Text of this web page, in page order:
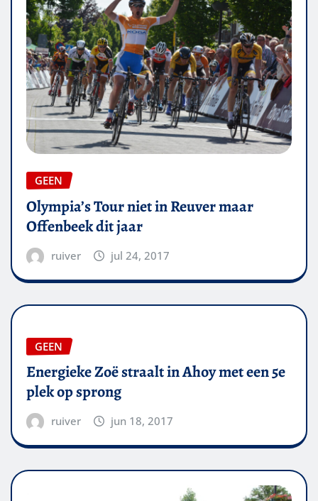
GEEN
Olympia’s Tour niet in Reuver maar
Offenbeek dit jaar
ruiver jul 24, 2017
GEEN
Energieke Zoë straalt in Ahoy met een 5e
plek op sprong
ruiver jun 18, 2017